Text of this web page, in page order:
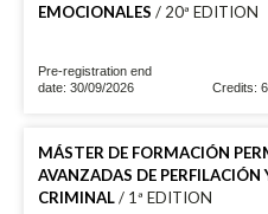
EMOCIONALES / 20ª EDITION
Pre-registration end
date: 30/09/2026
Credits:
MÁSTER DE FORMACIÓN
AVANZADAS DE PERFILACIÓN
CRIMINAL/ 1ª EDITION